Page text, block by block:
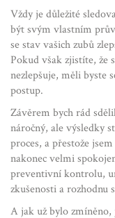
Vždy je důležité
být svým vlastním
se stav vašich zubů
Pokud však zjistíte, že
nezlepšuje, měli byste
postup.
Závěrem bych rád
náročný, ale výsledky
proces, a přestože
nakonec velmi
preventivní kontrolu,
zkušenosti a rozhodnu
A jak už bylo